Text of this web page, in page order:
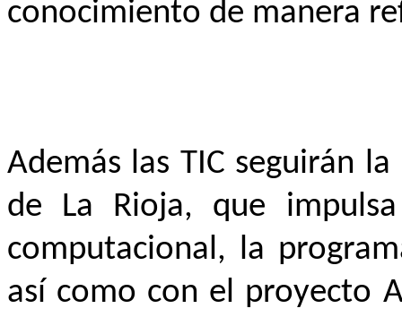
conocimiento de manera
Además las TIC seguirán
de La Rioja, que
computacional, la
así como con el proyecto